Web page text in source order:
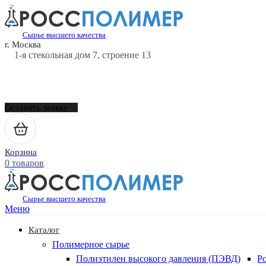
Сырье высшего качества
г. Москва
1-я стекольная дом 7, строение 13
Оставить заявку
Корзина
0 товаров
Сырье высшего качества
Меню
Каталог
Полимерное сырье
Полиэтилен высокого давления (ПЭВД)